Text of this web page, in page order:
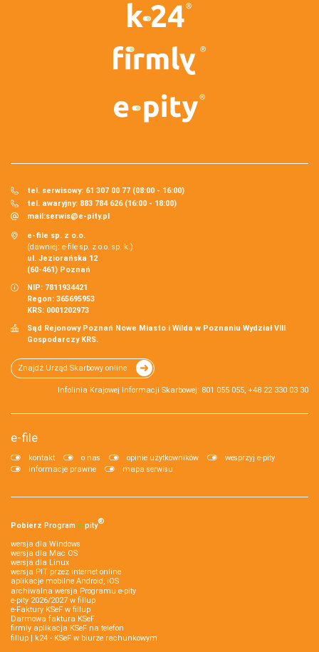
tel. serwisowy: 61 307 00 77 (08:00 - 16:00)
tel. awaryjny: 883 784 626 (16:00 - 18:00)
mail:serwis@e-pity.pl
e-file sp. z o.o.
(dawniej: e-file sp. z o.o. sp. k.)
ul. Jeziorańska 12
(60-461) Poznań
NIP: 7811934421
Regon: 365695953
KRS: 0001202973
Sąd Rejonowy Poznań Nowe Miasto i Wilda w Poznaniu Wydział VIII
Gospodarczy KRS.
Znajdź Urząd Skarbowy online
Infolinia Krajowej Informacji Skarbowej: 801 055 055, +48 22 330 03 30
e-file
kontakt o nas opinie użytkowników
wesprzyj e-pity
informacje prawne
mapa serwisu
Pobierz Program e‑pity®
wersja dla Windows
wersja dla Mac OS
wersja dla Linux
wersja PIT przez internet online
aplikacje mobilne Android, iOS
archiwalna wersja Programu e-pity
e-pity 2026/2027 w fillup
e‑Faktury KSeF w fillup
Darmowa faktura KSeF
firmly aplikacja KSeF na telefon
fillup | k24 - KSeF w biurze rachunkowym